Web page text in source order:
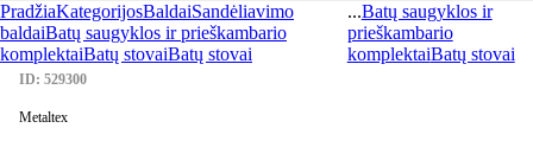
PradžiaKategorijosBaldaiSandėliavimo
baldaiBatų saugyklos ir prieškambario
komplektaiBatų stovaiBatų stovai
...Batų saugyklos ir
prieškambario
komplektaiBatų stovai
ID: 529300
Metaltex